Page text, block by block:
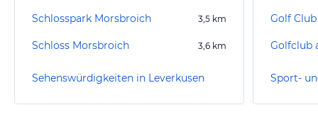
Schlosspark Morsbroich 3,5 km
Schloss Morsbroich 3,6 km
Sehenswürdigkeiten in Leverkusen
Golf Club
Golfclub